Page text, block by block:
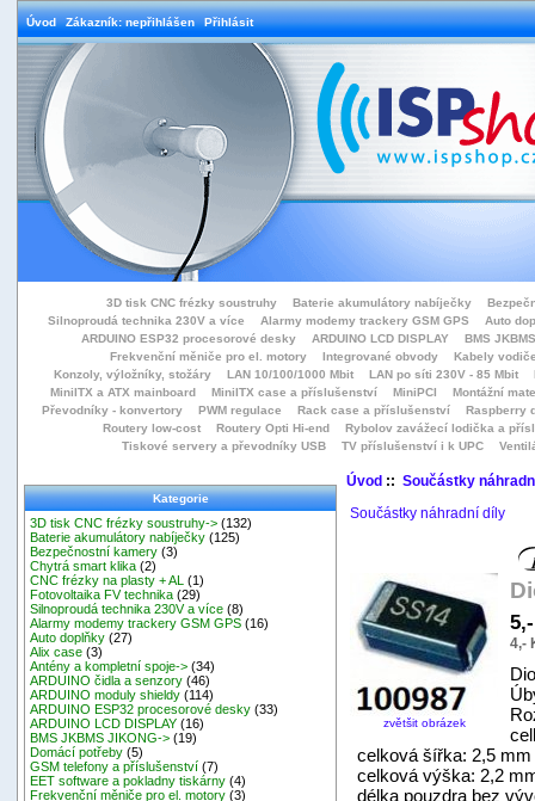
Úvod Zákazník: nepřihlášen Přihlásit
3D tisk CNC frézky soustruhy Baterie akumulátory nabíječky
Silnoproudá technika 230V a více
Alarmy modemy trackery GSM GPS
Auto
ARDUINO ESP32 procesorové desky
ARDUINO LCD DISPLAY
BMS
Frekvenční měniče pro el. motory
Integrované obvody
Kabely
Konzoly, výložníky, stožáry
LAN 10/100/1000 Mbit LAN po síti 230V - 85 Mbit
MiniITX a ATX mainboard
MiniITX case a příslušenství MiniPCI
Montážní
Převodníky - konvertory
PWM regulace Rack case a příslušenství
Raspberry
Routery low-cost
Routery Opti Hi-end
Rybolov zavážecí lodička a přísl
Tiskové servery a převodníky USB
TV příslušenství i k UPC
Kategorie
3D tisk CNC frézky soustruhy-> (132)
Baterie akumulátory nabíječky (125)
Bezpečnostní kamery (3)
Chytrá smart klika (2)
CNC frézky na plasty + AL
(1)
Fotovoltaika FV technika (29)
Silnoproudá technika 230V a více (8)
Alarmy modemy trackery GSM GPS (16)
Auto doplňky (27)
Alix case (3)
Antény a kompletní spoje-> (34)
ARDUINO čidla a senzory (46)
ARDUINO moduly shieldy (114)
ARDUINO ESP32 procesorové desky (33)
ARDUINO LCD DISPLAY (16)
BMS JKBMS JIKONG-> (19)
Domácí potřeby (5)
GSM telefony a příslušenství (7)
EET software a pokladny tiskárny (4)
Frekvenční měniče pro el. motory (3)
Úvod:: Součástky
Součástky náhradní díly
zvětšit obrázek
4,-
celková šířka: 2,5 mm
celková výška: 2,2
délka pouzdra bez